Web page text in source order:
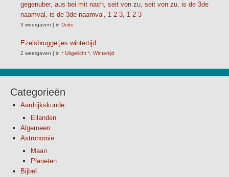
gegenuber, aus bei mit nach, seit von zu, seit von zu, is de 3de
naamval, is de 3de naamval, 1 2 3, 1 2 3
3 weergaven | in Duits
Ezelsbruggetjes wintertijd
2 weergaven | in * Uitgelicht * Wintertijd
Categorieën
Aardrijkskunde
Eilanden
Algemeen
Astronomie
Maan
Planeten
Bijbel